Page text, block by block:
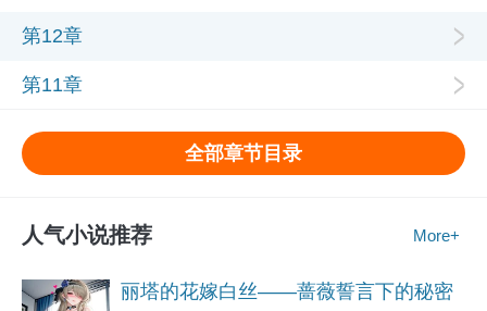
第12章
第11章
全部章节目录
人气小说推荐 More+
丽塔的花嫁白丝——蔷薇誓言下的秘密